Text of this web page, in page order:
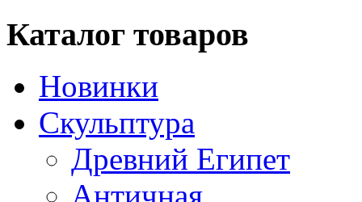
Каталог товаров
Новинки
Скульптура
Древний Египет